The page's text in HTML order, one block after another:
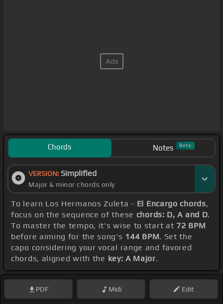
Chords Notes Beta
VERSION: Simplified
Major & minor chords only
To learn Los Hermanos Zuleta - El Encargo chords,
focus on the sequence of these chords: D, A and D.
To master the tempo, it's wise to start at 72 BPM
before aiming for the song's 144 BPM. Set the
capo considering your vocal range and favored
chords, aligned with the key: A Major.
PDF Midi Edit